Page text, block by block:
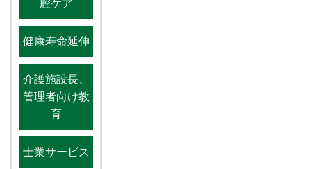
腔ケア
健康寿命延伸
介護施設長、
管理者向け教
育
士業サービス